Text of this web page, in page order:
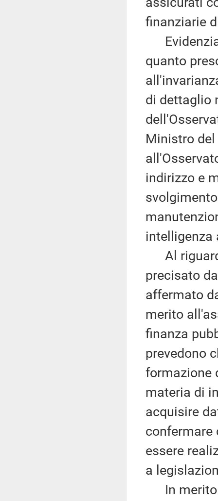
finanziarie
Evidenzia
quanto
di dettaglio
Ministro
indirizzo e
intelligenza
Al
precisato
affermato
merito
finanza
prevedono
formazione
materia di
acquisire
confermare
essere
a
In merito